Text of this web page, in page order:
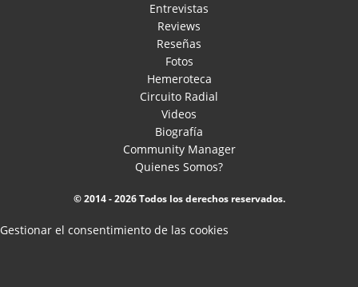
Entrevistas
Reviews
Reseñas
Fotos
Hemeroteca
Circuito Radial
Videos
Biografía
Community Manager
Quienes Somos?
© 2014 - 2026 Todos los derechos reservados.
Gestionar el consentimiento de las cookies